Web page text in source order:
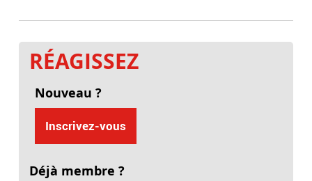
RÉAGISSEZ
Nouveau ?
Inscrivez-vous
Déjà membre ?